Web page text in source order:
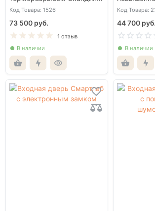
для улицы со стеклом
Код Товара: 1526
73 500 руб.
1 отзыв
В наличии
Код Товара:
44 700 руб.
В наличии